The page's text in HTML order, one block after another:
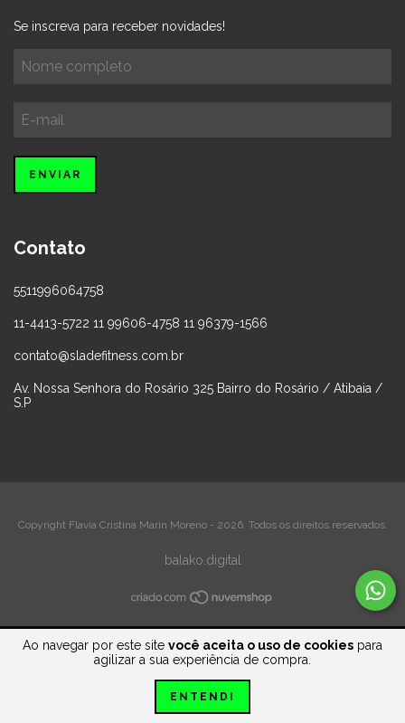
Ao navegar por este site você aceita o uso de cookies para
agilizar a sua experiência de compra.
ENTENDI
Se inscreva para receber novidades!
Contato
5511996064758
11-4413-5722 11 99606-4758 11 96379-1566
contato@sladefitness.com.br
Av. Nossa Senhora do Rosário 325 Bairro do Rosário / Atibaia /
S.P
Copyright Flavia Cristina Marin Moreno - 2026. Todos os direitos reservados.
balako.digital